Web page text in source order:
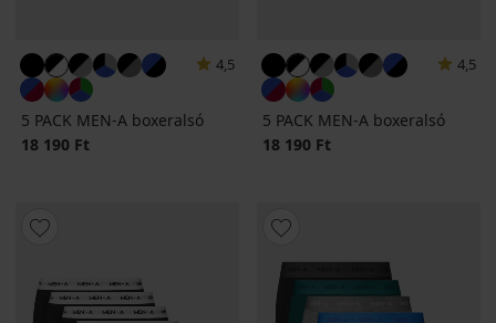
4,5
5 PACK MEN-A boxeralsó
18 190 Ft
4,5
5 PACK MEN-A boxeralsó
18 190 Ft